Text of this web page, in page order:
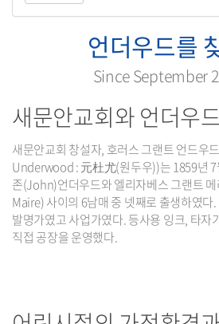
언더우드를
Since September
새문안교회와 언더우
새문안교회 창설자, 호러스 그랜트 언드우
Underwood : 元杜尤(원두우))는 1859년 7
존(John)언더우드와 엘리자베스 그랜트
Maire) 사이의 6남매 중 넷째로 출생하였다
발명가였고 사업가였다. 등사용 잉크, 타자
직접 공장을 운영했다.